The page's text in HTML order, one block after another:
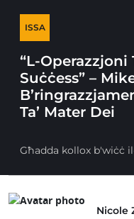
ISSA
“L-
Suċċess” –
Ta’ Mater Dei
Għadda kollox b'wiċċ
Nicole